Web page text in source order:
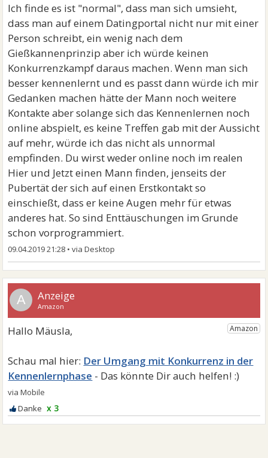
Ich finde es ist "normal", dass man sich umsieht,
dass man auf einem Datingportal nicht nur mit einer
Person schreibt, ein wenig nach dem
Gießkannenprinzip aber ich würde keinen
Konkurrenzkampf daraus machen. Wenn man sich
besser kennenlernt und es passt dann würde ich mir
Gedanken machen hätte der Mann noch weitere
Kontakte aber solange sich das Kennenlernen noch
online abspielt, es keine Treffen gab mit der Aussicht
auf mehr, würde ich das nicht als unnormal
empfinden. Du wirst weder online noch im realen
Hier und Jetzt einen Mann finden, jenseits der
Pubertät der sich auf einen Erstkontakt so
einschießt, dass er keine Augen mehr für etwas
anderes hat. So sind Enttäuschungen im Grunde
schon vorprogrammiert.
09.04.2019 21:28 •
A
Der Umgang mit Konkurrenz in der
Kennenlernphase
x 3